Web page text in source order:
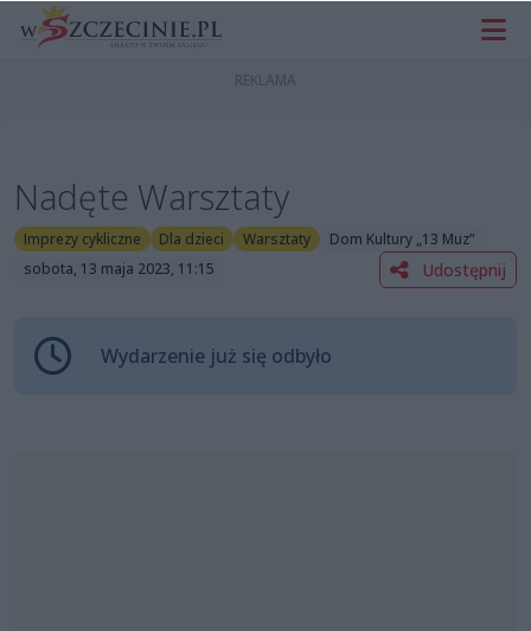
Nadęte Warsztaty
Imprezy cykliczne Dla dzieci Warsztaty
Dom Kultury „13 Muz”
sobota, 13 maja 2023, 11:15
Udostępnij
Wydarzenie już się odbyło